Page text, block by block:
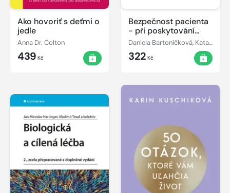
Ako hovoriť s deťmi o
jedle
Anna Dr. Colton
439 Kč
Bezpečnost pacienta
- při poskytování
ošetřovatelské péče Daniela Bartoníčková, Katarína Žiaková
322 Kč